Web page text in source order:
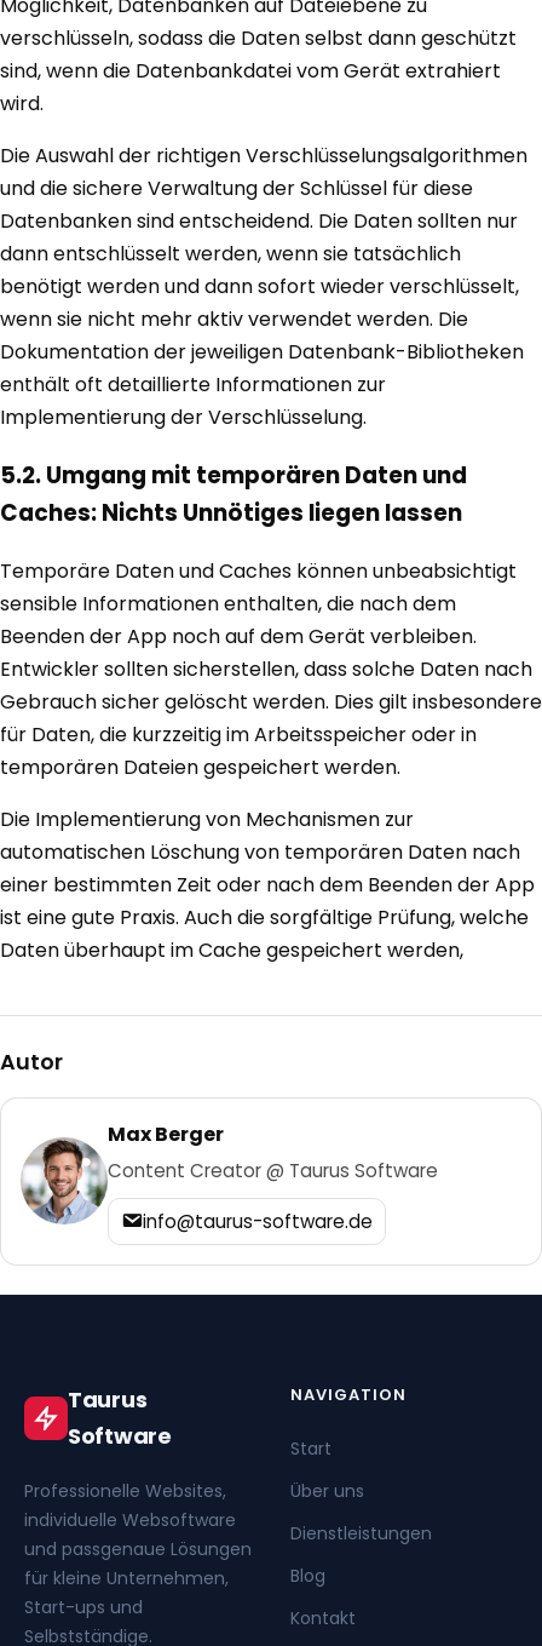
Möglichkeit, Datenbanken auf Dateiebene zu
verschlüsseln, sodass die Daten selbst dann geschützt
sind, wenn die Datenbankdatei vom Gerät extrahiert
wird.
Die Auswahl der richtigen Verschlüsselungsalgorithmen
und die sichere Verwaltung der Schlüssel für diese
Datenbanken sind entscheidend. Die Daten sollten nur
dann entschlüsselt werden, wenn sie tatsächlich
benötigt werden und dann sofort wieder verschlüsselt,
wenn sie nicht mehr aktiv verwendet werden. Die
Dokumentation der jeweiligen Datenbank-Bibliotheken
enthält oft detaillierte Informationen zur
Implementierung der Verschlüsselung.
5.2. Umgang mit temporären Daten und
Caches: Nichts Unnötiges liegen lassen
Temporäre Daten und Caches können unbeabsichtigt
sensible Informationen enthalten, die nach dem
Beenden der App noch auf dem Gerät verbleiben.
Entwickler sollten sicherstellen, dass solche Daten nach
Gebrauch sicher gelöscht werden. Dies gilt insbesondere
für Daten, die kurzzeitig im Arbeitsspeicher oder in
temporären Dateien gespeichert werden.
Die Implementierung von Mechanismen zur
automatischen Löschung von temporären Daten nach
einer bestimmten Zeit oder nach dem Beenden der App
ist eine gute Praxis. Auch die sorgfältige Prüfung, welche
Daten überhaupt im Cache gespeichert werden,
Autor
Max Berger
Content Creator @ Taurus Software
info@taurus-software.de
Taurus
Software
Professionelle Websites,
individuelle Websoftware
und passgenaue Lösungen
für kleine Unternehmen,
Start-ups und
Selbstständige.
NAVIGATION
Start
Über uns
Dienstleistungen
Blog
Kontakt